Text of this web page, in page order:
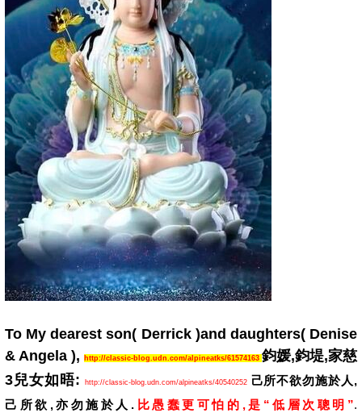
To My dearest son( Derrick )and daughters( Denise
& Angela ),
http://classic-blog.udn.com/alpineatks/61574163 鈞媛,鈞堤,家慈
3兒女如晤:
http://classic-blog.udn.com/alpineatks/40540252 己所不欲勿施於人,
己所欲,亦勿施於人. 比愚蠢更可怕的,是“低層次聰明”